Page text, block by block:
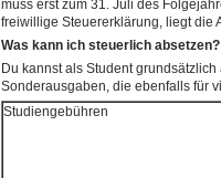
muss erst zum 31. Juli des
freiwillige Steuererklärung, liegt die
Was kann ich steuerlich absetzen?
Du kannst als Student
Sonderausgaben, die ebenfalls für
Studiengebühren